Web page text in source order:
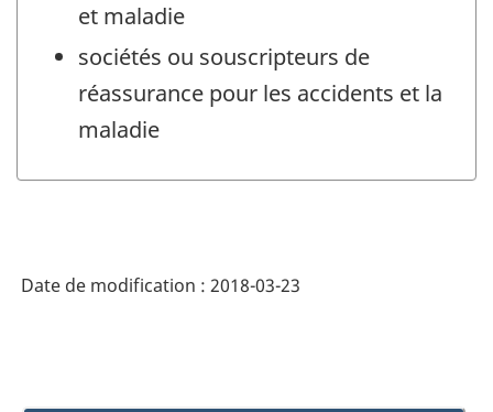
et maladie
sociétés ou souscripteurs de
réassurance pour les accidents et la
maladie
Date de modification : 2018-03-23